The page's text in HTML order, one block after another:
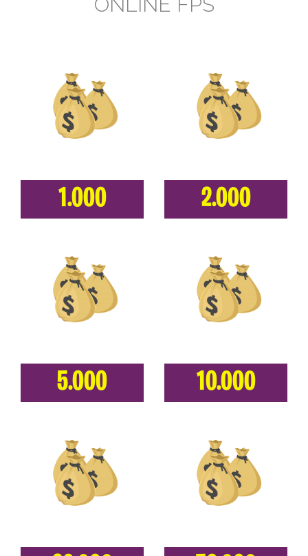
1.000 2.000
5.000 10.000